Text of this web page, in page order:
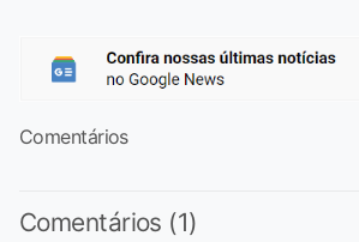
Comentários
Comentários (1)